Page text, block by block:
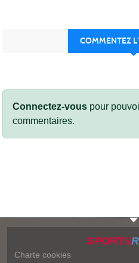
COMMENTEZ
Connectez-vous pour
commentaires.
SPORTS
Charte cookies